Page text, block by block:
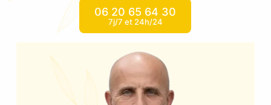
06 20 65 64 30
7j/7 et 24h/24